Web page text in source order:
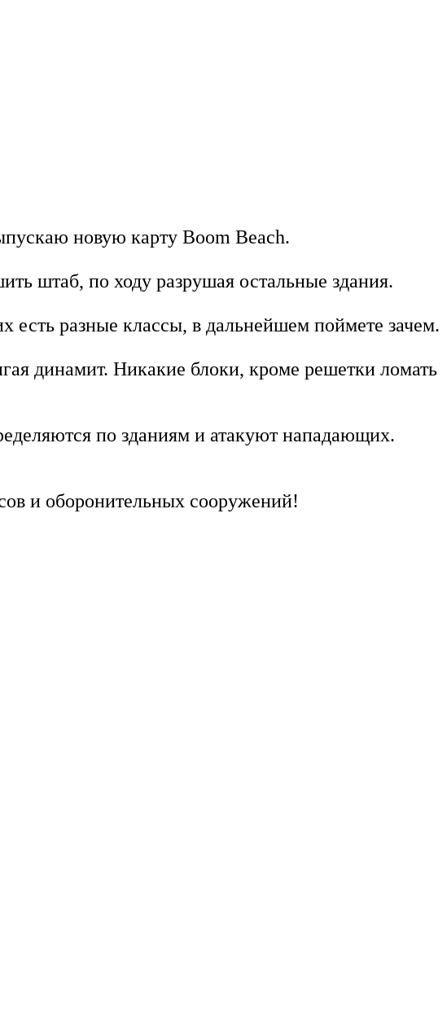
новую карту Boom Beach.
штаб, по ходу разрушая остальные здания.
разные классы, в дальнейшем поймете зачем.
динамит. Никакие блоки, кроме решетки ломать
по зданиям и атакуют нападающих.
и оборонительных сооружений!